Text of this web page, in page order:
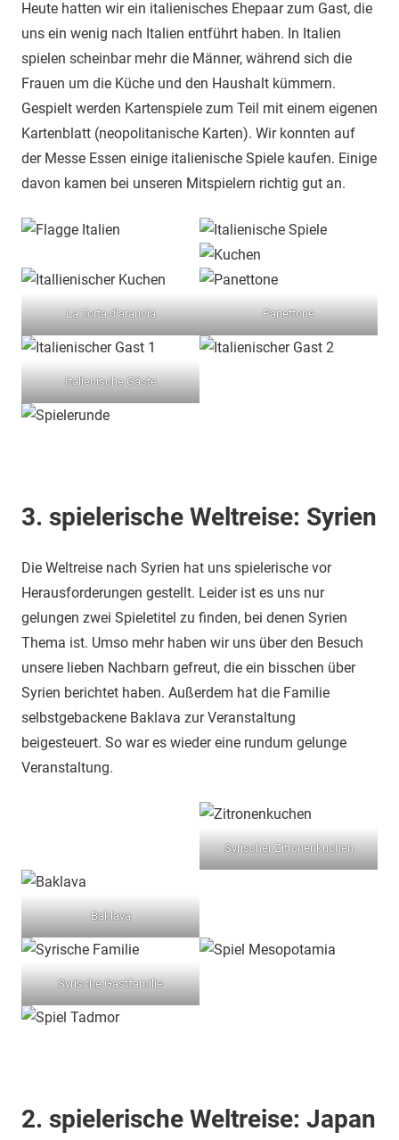
Heute hatten wir ein italienisches Ehepaar zum Gast, die
uns ein wenig nach Italien entführt haben. In Italien
spielen scheinbar mehr die Männer, während sich die
Frauen um die Küche und den Haushalt kümmern.
Gespielt werden Kartenspiele zum Teil mit einem eigenen
Kartenblatt (neopolitanische Karten). Wir konnten auf
der Messe Essen einige italienische Spiele kaufen. Einige
davon kamen bei unseren Mitspielern richtig gut an.
La Torta d’arancia Panettone
Italienische Gäste
3. spielerische Weltreise: Syrien
Die Weltreise nach Syrien hat uns spielerische vor
Herausforderungen gestellt. Leider ist es uns nur
gelungen zwei Spieletitel zu finden, bei denen Syrien
Thema ist. Umso mehr haben wir uns über den Besuch
unsere lieben Nachbarn gefreut, die ein bisschen über
Syrien berichtet haben. Außerdem hat die Familie
selbstgebackene Baklava zur Veranstaltung
beigesteuert. So war es wieder eine rundum gelunge
Veranstaltung.
Syrischer Zitronenkuchen
Baklava
Syrische Gastfamilie
2. spielerische Weltreise: Japan